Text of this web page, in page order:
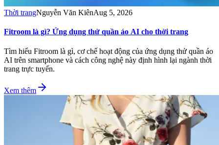
Thời trangNguyễn Văn KiênAug 5, 2026
Fitroom là gì? Ứng dụng thử quần áo AI cho thời trang
Tìm hiểu Fitroom là gì, cơ chế hoạt động của ứng dụng thử quần áo
AI trên smartphone và cách công nghệ này định hình lại ngành thời
trang trực tuyến.
Xem thêm